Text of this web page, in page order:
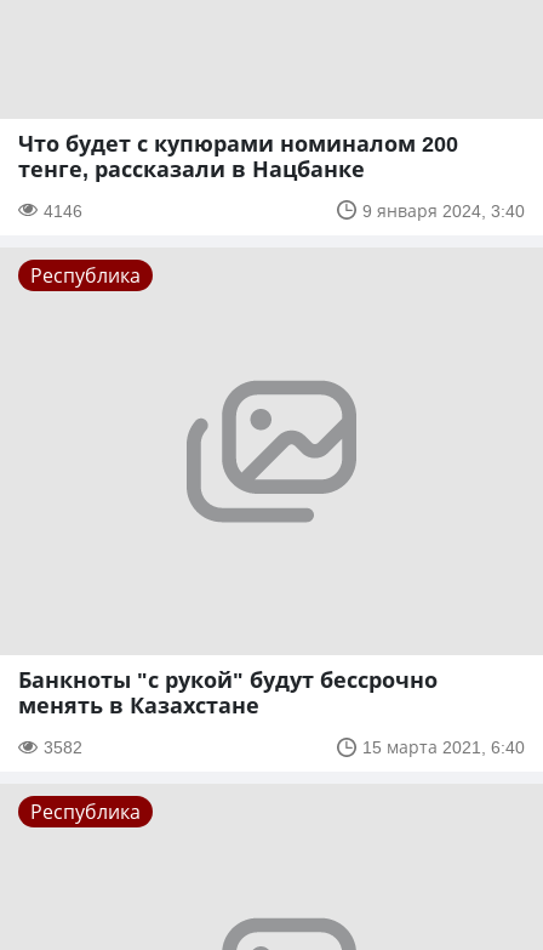
Что будет с купюрами номиналом 200
тенге, рассказали в Нацбанке
4146 9 января 2024, 3:40
Республика
Банкноты "с рукой" будут бессрочно
менять в Казахстане
3582 15 марта 2021, 6:40
Республика